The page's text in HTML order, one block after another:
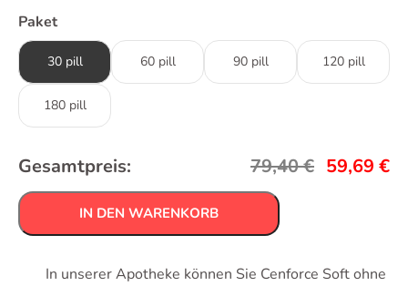
Paket
30 pill 60 pill 90 pill 120 pill
180 pill
Gesamtpreis: 79,40€ 59,69 €
IN DEN WARENKORB
In unserer Apotheke können Sie Cenforce Soft ohne